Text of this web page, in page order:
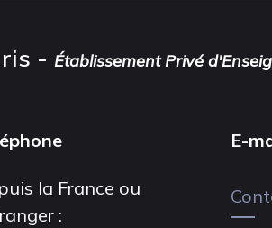
- Établissement Privé
la France ou
:
E-